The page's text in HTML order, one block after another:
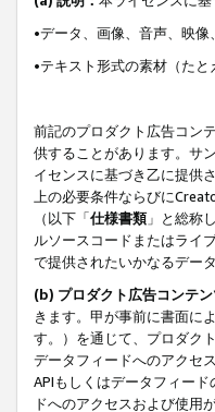
•データ、画像、音声、映
•テキスト形式の素材（たと
前記のプロダクト広告コン
供することがあります。サ
イセンスに基づき乙に提供
上の必要条件ならびに
（以下「仕様書類」と総称
ルソースコードまたはライ
で提供されたいかなるデー
(b) プロダクト広告コンテ
きます。甲が事前に書面に
す。）を通じて、プロダク
データフィードへのアクセ
APIもしくはデータフィー
ドへのアクセスおよび使用